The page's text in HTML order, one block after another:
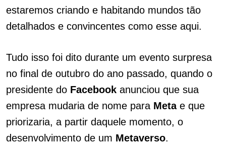
estaremos criando e habitando mundos tão
detalhados e convincentes como esse aqui.
Tudo isso foi dito durante um evento surpresa
no final de outubro do ano passado, quando o
presidente do Facebook anunciou que sua
empresa mudaria de nome para Metae que
priorizaria, a partir daquele momento, o
desenvolvimento de um Metaverso.